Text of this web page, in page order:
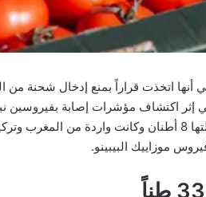
أنها اتخذت قراراً بمنع إدخال شحنة
إثر اكتشاف مؤشرات إصابة بفيروسين
أفادت به الجهة الروسية، فإن الشحنة الموقوفة تبلغ حمولتها 8 أطنان وكانت
موزاييك البيبينو.